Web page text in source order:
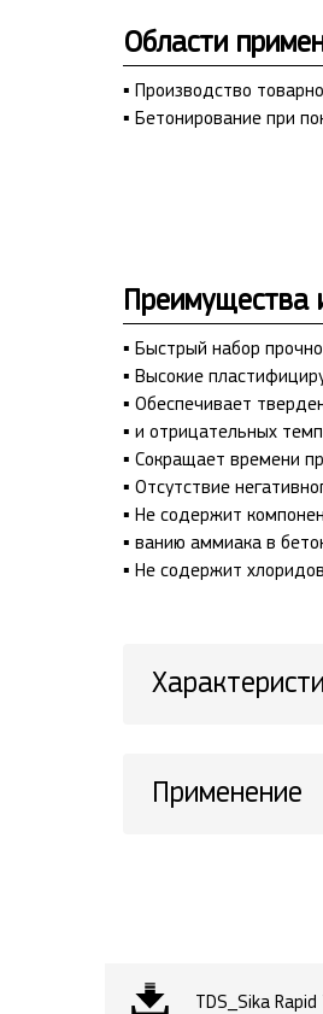
Области
▪ Производство
▪ Бетонирование при
Преимущества
▪ Быстрый набор
▪ Высокие
▪ Обеспечивает
▪ и отрицательных
▪ Сокращает времени
▪ Отсутствие
▪ Не содержит
▪ ванию аммиака в
▪ Не содержит
Применение
TDS_Sika